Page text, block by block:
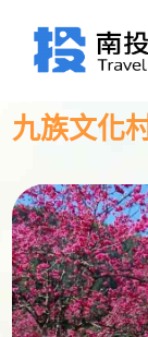
九族文化